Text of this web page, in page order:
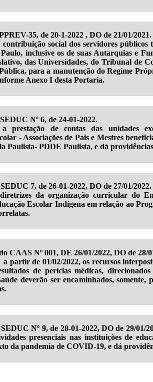
35, de 20-1-2022 , DO de 21/01/2021.
contribuição social dos servidores públicos
inclusive os de suas Autarquias e
das Universidades, do Tribunal de
para a manutenção do Regime
Anexo I desta Portaria.
Nº 6, de 24-01-2022.
prestação de contas das unidades
- Associações de Pais e Mestres
Paulista- PDDE Paulista, e dá
7, de 26-01-2022, DO de 27/01/2022.
diretrizes da organização curricular do
Escolar Indígena em relação ao
CAAS Nº 001, DE 26/01/2022, DO de 28/
partir de 01/02/2022, os recursos
de perícias médicas,
deverão ser encaminhados, somente,
Nº 9, de 28-01-2022, DO de 29/01/
presenciais nas instituições de
da pandemia de COVID-19, e dá